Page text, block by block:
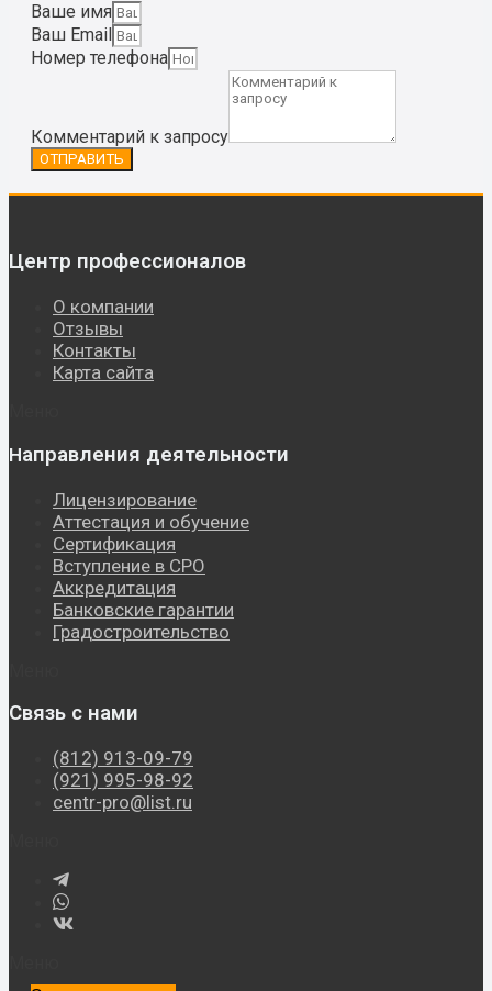
Ваше имя
Ваш Email
Номер телефона
Комментарий к запросу
ОТПРАВИТЬ
Центр профессионалов
О компании
Отзывы
Контакты
Карта сайта
Направления деятельности
Лицензирование
Аттестация и обучение
Сертификация
Вступление в СРО
Аккредитация
Банковские гарантии
Градостроительство
Связь с нами
(812) 913-09-79
(921) 995-98-92
centr-pro@list.ru